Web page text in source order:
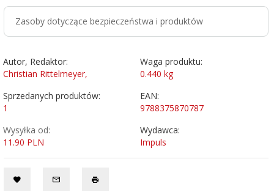
Zasoby dotyczące bezpieczeństwa i produktów
Autor, Redaktor:
Christian Rittelmeyer,
Waga produktu:
0.440 kg
Sprzedanych produktów:
1
EAN:
9788375870787
Wysyłka od:
11.90 PLN
Wydawca:
Impuls